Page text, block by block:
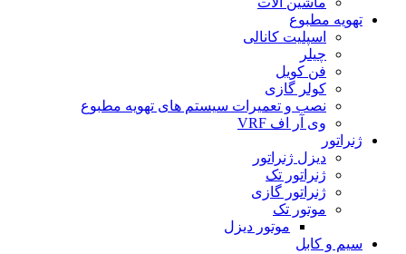
تهویه مطبوع
اسپلیت کانالی
چیلر
فن کویل
کولر گازی
نصب و تعمیرات سیستم های تهویه مطبوع
وی آر اف VRF
ژنراتور
دیزل ژنراتور
ژنراتور تک
ژنراتور گازی
موتور تک
موتور دیزل
سیم و کابل